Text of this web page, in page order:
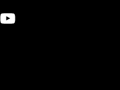
Pinterest